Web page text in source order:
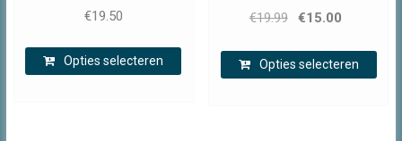
€19.50
Opties selecteren
€19.99
Oorspronkelijke
was:
€19.99.
€15.00
is:
€15.00.
Opties selecteren